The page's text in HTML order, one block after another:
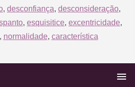
, desconfiança, desconsideração,
, esquisitice, excentricidade,
, normalidade, característica